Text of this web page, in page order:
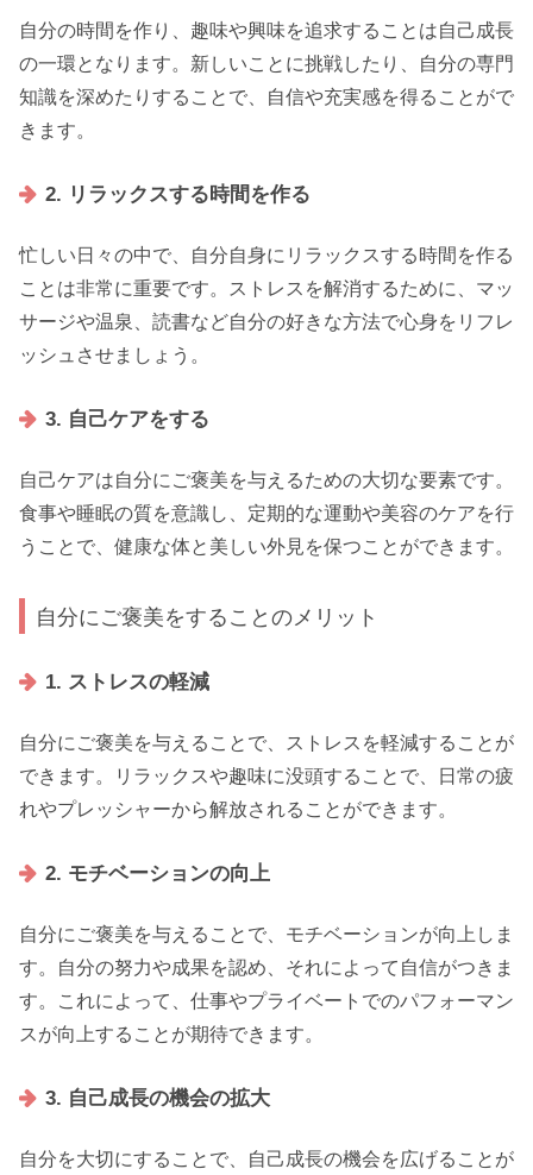
自分の時間を作り、趣味や興味を追求することは自己成長
の一環となります。新しいことに挑戦したり、自分の専門
知識を深めたりすることで、自信や充実感を得ることがで
きます。
2. リラックスする時間を作る
忙しい日々の中で、自分自身にリラックスする時間を作る
ことは非常に重要です。ストレスを解消するために、マッ
サージや温泉、読書など自分の好きな方法で心身をリフレ
ッシュさせましょう。
3. 自己ケアをする
自己ケアは自分にご褒美を与えるための大切な要素です。
食事や睡眠の質を意識し、定期的な運動や美容のケアを行
うことで、健康な体と美しい外見を保つことができます。
自分にご褒美をすることのメリット
1. ストレスの軽減
自分にご褒美を与えることで、ストレスを軽減することが
できます。リラックスや趣味に没頭することで、日常の疲
れやプレッシャーから解放されることができます。
2. モチベーションの向上
自分にご褒美を与えることで、モチベーションが向上しま
す。自分の努力や成果を認め、それによって自信がつきま
す。これによって、仕事やプライベートでのパフォーマン
スが向上することが期待できます。
3. 自己成長の機会の拡大
自分を大切にすることで、自己成長の機会を広げることが